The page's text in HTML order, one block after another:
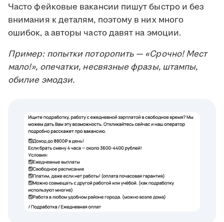
Часто фейковые вакансии пишут быстро и без
внимания к деталям, поэтому в них много
ошибок, а авторы часто давят на эмоции.
Пример: попытки поторопить — «Срочно! Мест
мало!», опечатки, несвязные фразы, штампы,
обилие эмодзи.